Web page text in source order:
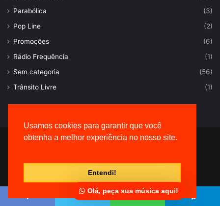
Usamos cookies para garantir que você
obtenha a melhor experiência no nosso site.
Entendi!
Olá, peça sua música aqui!
Parabólica
(3)
Pop Line
(2)
Promoções
(6)
Rádio Frequência
(1)
Sem categoria
(56)
Trânsito Livre
(1)